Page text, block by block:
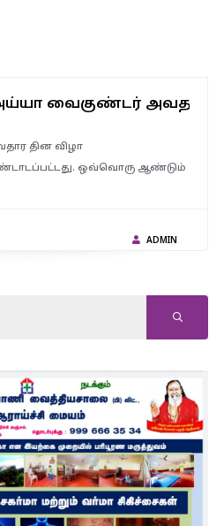
அவதார தின விழா ஊர்வலம்
அய்யா வைகுண்டர் அவதார
தின விழா
ஒவ்வொரு ஆண்டும்
ADMIN